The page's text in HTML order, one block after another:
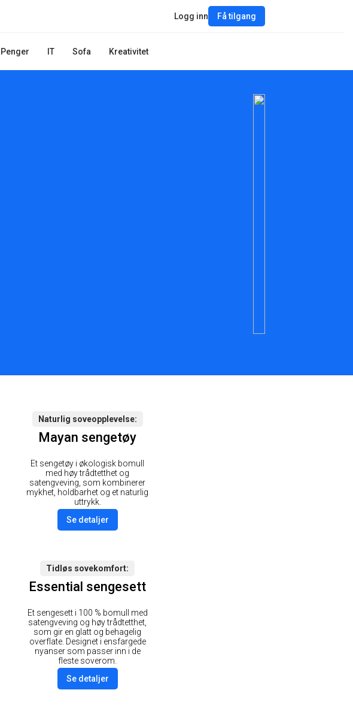
Penger IT Sofa Kreativitet
Logg inn Få tilgang
Naturlig soveopplevelse
Mayan sengetøy
Et sengetøy i økologisk bomull
med høy trådtetthet og
satengveving, som kombinerer
mykhet, holdbarhet og et naturlig
uttrykk.
Se detaljer
Tidløs sovekomfort
Essential sengesett
Et sengesett i 100 % bomull med
satengveving og høy trådtetthet,
som gir en glatt og behagelig
overflate. Designet i ensfargede
nyanser som passer inn i de
fleste soverom.
Se detaljer